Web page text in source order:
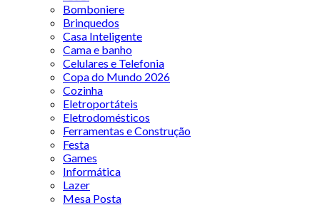
Bomboniere
Brinquedos
Casa Inteligente
Cama e banho
Celulares e Telefonia
Copa do Mundo 2026
Cozinha
Eletroportáteis
Eletrodomésticos
Ferramentas e Construção
Festa
Games
Informática
Lazer
Mesa Posta